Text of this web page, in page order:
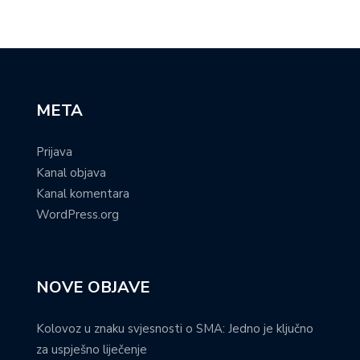
META
Prijava
Kanal objava
Kanal komentara
WordPress.org
NOVE OBJAVE
Kolovoz u znaku svjesnosti o SMA: Jedno je ključno
za uspješno liječenje